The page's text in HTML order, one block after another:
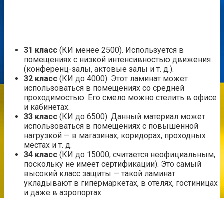
31 класс (КИ менее 2500). Используется в
помещениях с низкой интенсивностью движения
(конференц-залы, актовые залы и т. д.).
32 класс (КИ до 4000). Этот ламинат может
использоваться в помещениях со средней
проходимостью. Его смело можно стелить в офисе
и кабинетах.
33 класс (КИ до 6500). Данный материал может
использоваться в помещениях с повышенной
нагрузкой — в магазинах, коридорах, проходных
местах и т. д.
34 класс (КИ до 15000, считается неофициальным,
поскольку не имеет сертификации). Это самый
высокий класс защиты — такой ламинат
укладывают в гипермаркетах, в отелях, гостиницах
и даже в аэропортах.